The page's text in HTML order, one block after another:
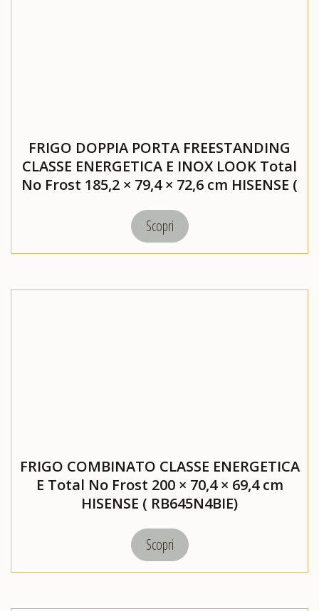
FRIGO DOPPIA PORTA FREESTANDING
CLASSE ENERGETICA E INOX LOOK Total
No Frost 185,2 × 79,4 × 72,6 cm HISENSE (
Scopri
FRIGO COMBINATO CLASSE ENERGETICA
E Total No Frost 200 × 70,4 × 69,4 cm
HISENSE ( RB645N4BIE)
Scopri